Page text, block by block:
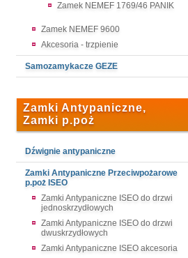
Zamek NEMEF 1769/46 PANIK
Zamek NEMEF 9600
Akcesoria - trzpienie
Samozamykacze GEZE
Zamki Antypaniczne,
Zamki p.poż
Dźwignie antypaniczne
Zamki Antypaniczne Przeciwpożarowe
p.poż ISEO
Zamki Antypaniczne ISEO do drzwi
jednoskrzydłowych
Zamki Antypaniczne ISEO do drzwi
dwuskrzydłowych
Zamki Antypaniczne ISEO akcesoria